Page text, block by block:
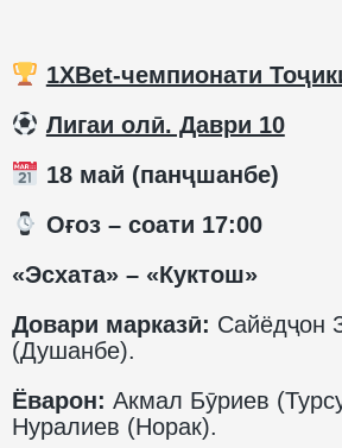
1XBet-чемпионати
Лигаи олӣ. Даври 10
18 май (панҷшанбе)
️ Оғоз – соати 17:00
«Эсхата» – «Куктош»
Довари марказӣ: Сайёдҷон
(Душанбе).
Ёварон: Акмал Бӯриев
Нуралиев (Норак).